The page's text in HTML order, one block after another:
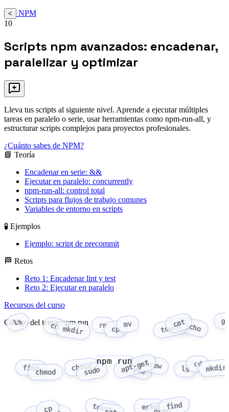
<
NPM
10
Scripts npm avanzados: encadenar,
paralelizar y optimizar
Lleva tus scripts al siguiente nivel. Aprende a ejecutar múltiples
tareas en paralelo o serie, usar herramientas como npm-run-all, y
estructurar scripts complejos para proyectos profesionales.
¿Cuánto sabes de NPM?
📘 Teoría
Encadenar en serie: &&
Ejecutar en paralelo: concurrently
npm-run-all: control total
Scripts para flujos de trabajo comunes
Variables de entorno en scripts
🧪 Ejemplos
Ejemplo: script de precommit
🏁 Retos
Reto 1: Encadenar lint y test
Reto 2: Ejecutar en paralelo
Recursos del curso
Código del tema: npm run
ls cd mkdir rm cp
mv touch
catecho
findchmod chownsudo apt-get
yumbrew ls
cd mkdir
cp touch echo find
npm run